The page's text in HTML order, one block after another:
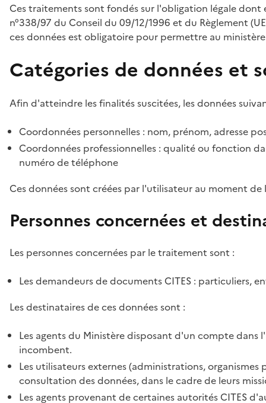
Ces traitements sont fondés sur l'obligation légale
n°338/97 du Conseil du 09/12/1996 et du Règlement
ces données est obligatoire pour permettre au
Catégories de données et
Afin d'atteindre les finalités suscitées, les données
Coordonnées personnelles : nom, prénom, adresse
Coordonnées professionnelles : qualité ou fonction
numéro de téléphone
Ces données sont créées par l'utilisateur au moment
Personnes concernées et
Les personnes concernées par le traitement sont :
Les demandeurs de documents CITES : particuliers,
Les destinataires de ces données sont :
Les agents du Ministère disposant d'un compte
incombent.
Les utilisateurs externes (administrations,
consultation des données, dans le cadre de leurs
Les agents provenant de certaines autorités CITES